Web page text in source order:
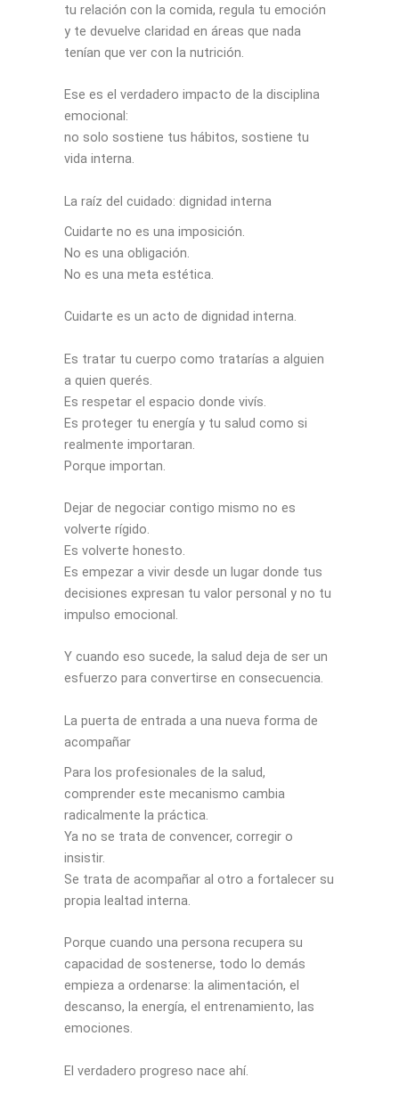
tu relación con la comida, regula tu emoción
y te devuelve claridad en áreas que nada
tenían que ver con la nutrición.
Ese es el verdadero impacto de la disciplina
emocional:
no solo sostiene tus hábitos, sostiene tu
vida interna.
La raíz del cuidado: dignidad interna
Cuidarte no es una imposición.
No es una obligación.
No es una meta estética.
Cuidarte es un acto de dignidad interna.
Es tratar tu cuerpo como tratarías a alguien
a quien querés.
Es respetar el espacio donde vivís.
Es proteger tu energía y tu salud como si
realmente importaran.
Porque importan.
Dejar de negociar contigo mismo no es
volverte rígido.
Es volverte honesto.
Es empezar a vivir desde un lugar donde tus
decisiones expresan tu valor personal y no tu
impulso emocional.
Y cuando eso sucede, la salud deja de ser un
esfuerzo para convertirse en consecuencia.
La puerta de entrada a una nueva forma de
acompañar
Para los profesionales de la salud,
comprender este mecanismo cambia
radicalmente la práctica.
Ya no se trata de convencer, corregir o
insistir.
Se trata de acompañar al otro a fortalecer su
propia lealtad interna.
Porque cuando una persona recupera su
capacidad de sostenerse, todo lo demás
empieza a ordenarse: la alimentación, el
descanso, la energía, el entrenamiento, las
emociones.
El verdadero progreso nace ahí.